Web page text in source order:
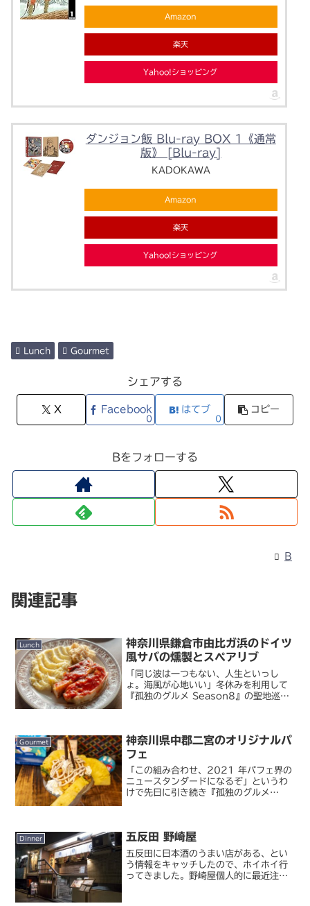
Amazon
楽天
Yahoo!ショッピング
ダンジョン飯 Blu-ray BOX 1《通常
版》 [Blu-ray]
KADOKAWA
Amazon
楽天
Yahoo!ショッピング
Lunch Gourmet
シェアする
X Facebook
0
はてブ
0
コピー
Bをフォローする
B
関連記事
Lunch
神奈川県鎌倉市由比ガ浜のドイツ
風サバの燻製とスペアリブ
「同じ波は一つもない、人生といっし
ょ。海風が心地いい」冬休みを利用して
『孤独のグルメ Season8』の聖地巡礼
がこどグルの舞台...
Gourmet
神奈川県中郡二宮のオリジナルパ
フェ
「この組み合わせ、2021 年パフェ界の
ニュースタンダードになるぞ」というわ
けで先日に引き続き『孤独のグルメ
した。駅近く、...
Dinner 五反田 野崎屋
五反田に日本酒のうまい店がある、とい
う情報をキャッチしたので、ホイホイ行
ってきました。野崎屋個人的に最近注目